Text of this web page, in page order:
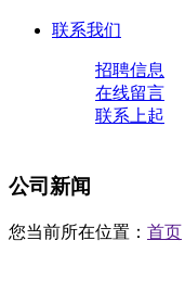
联系我们
招聘信息
在线留言
联系上起
公司新闻
您当前所在位置： 首页